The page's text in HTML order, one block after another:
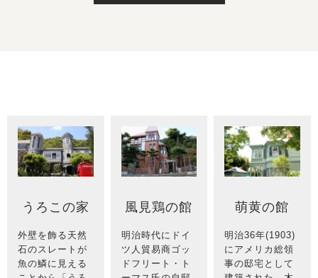
うろこの家
外壁を飾る天然
石のスレートが
魚の鱗に見える
風見鶏の館
明治時代にドイ
ツ人貿易商ゴッ
ドフリート・ト
萌黄の館
明治36年(1903)
にアメリカ総領
事の邸宅として